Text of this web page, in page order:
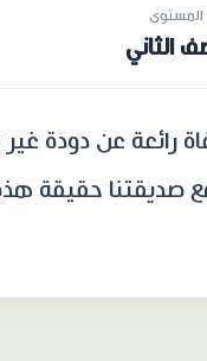
المستوى
الثاني
رائعة عن دودة غير
صديقتنا حقيقة هذه